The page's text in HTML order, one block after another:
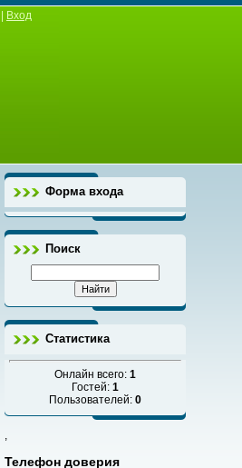
Вход
Форма входа
Поиск
Статистика
Онлайн всего: 1
Гостей: 1
Пользователей: 0
,
Телефон доверия